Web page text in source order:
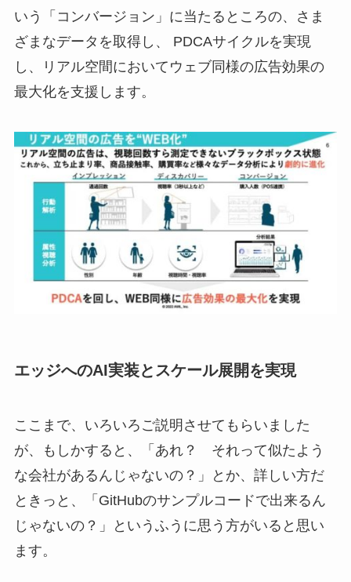
いう「コンバージョン」に当たるところの、さま
ざまなデータを取得し、 PDCAサイクルを実現
し、リアル空間においてウェブ同様の広告効果の
最大化を支援します。
エッジへのAI実装とスケール展開を実現
ここまで、いろいろご説明させてもらいました
が、もしかすると、「あれ？ それって似たよう
な会社があるんじゃないの？」とか、詳しい方だ
ときっと、「GitHubのサンプルコードで出来るん
じゃないの？」というふうに思う方がいると思い
ます。